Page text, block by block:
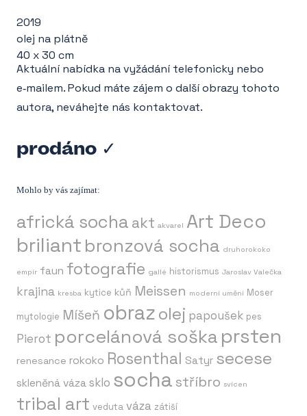
2019
olej na plátně
40 x 30 cm
Aktuální nabídka na vyžádání telefonicky nebo
e‑mailem. Pokud máte zájem o další obrazy tohoto
autora, neváhejte nás kontaktovat.
prodáno ✓
Mohlo by vás zajímat:
africká socha akt akvarel Art Deco
briliant bronzová socha druhorokoko
empír faun fotografie gallé historismus Jaroslav Valečka
krajina kresba kytice kůň Meissen moderní umění Moser
mytologie Míšeň obrazolej papoušek pes
Pierot porcelánová soška prsten
renesance rokoko Rosenthal Satyr secese
skleněná váza sklo socha stříbro svícen
tribal art veduta váza zátiší